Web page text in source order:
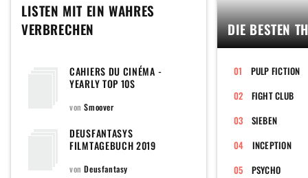
LISTEN MIT EIN WAHRES
VERBRECHEN
CAHIERS DU CINÉMA -
YEARLY TOP 10S
vonSmoover
DEUSFANTASYS
FILMTAGEBUCH 2019
vonDeusfantasy
DIE BESTEN
PULP FICTION
FIGHT CLUB
SIEBEN
INCEPTION
PSYCHO